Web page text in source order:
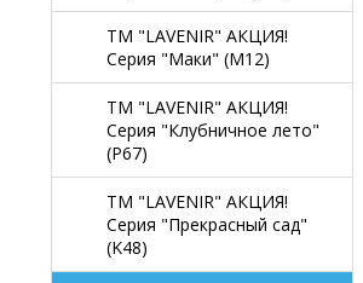
TM "LAVENIR" АКЦИЯ!
Серия "Маки" (M12)
TM "LAVENIR" АКЦИЯ!
Серия "Клубничное лето"
(P67)
TM "LAVENIR" АКЦИЯ!
Серия "Прекрасный сад"
(K48)